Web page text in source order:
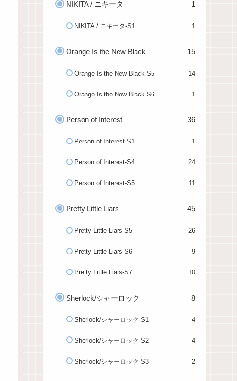
NIKITA / ニキータ 1
NIKITA / ニキータ-S1 1
Orange Is the New Black 15
Orange Is the New Black-S5 14
Orange Is the New Black-S6 1
Person of Interest 36
Person of Interest-S1 1
Person of Interest-S4 24
Person of Interest-S5 11
Pretty Little Liars 45
Pretty Little Liars-S5 26
Pretty Little Liars-S6 9
Pretty Little Liars-S7 10
Sherlock/シャーロック 8
Sherlock/シャーロック-S1 4
Sherlock/シャーロック-S2 4
Sherlock/シャーロック-S3 2